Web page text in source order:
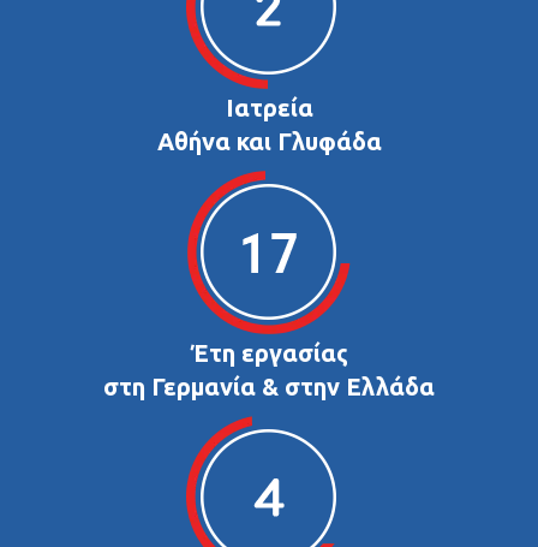
Ιατρεία
Αθήνα και Γλυφάδα
Έτη εργασίας
στη Γερμανία & στην Ελλάδα